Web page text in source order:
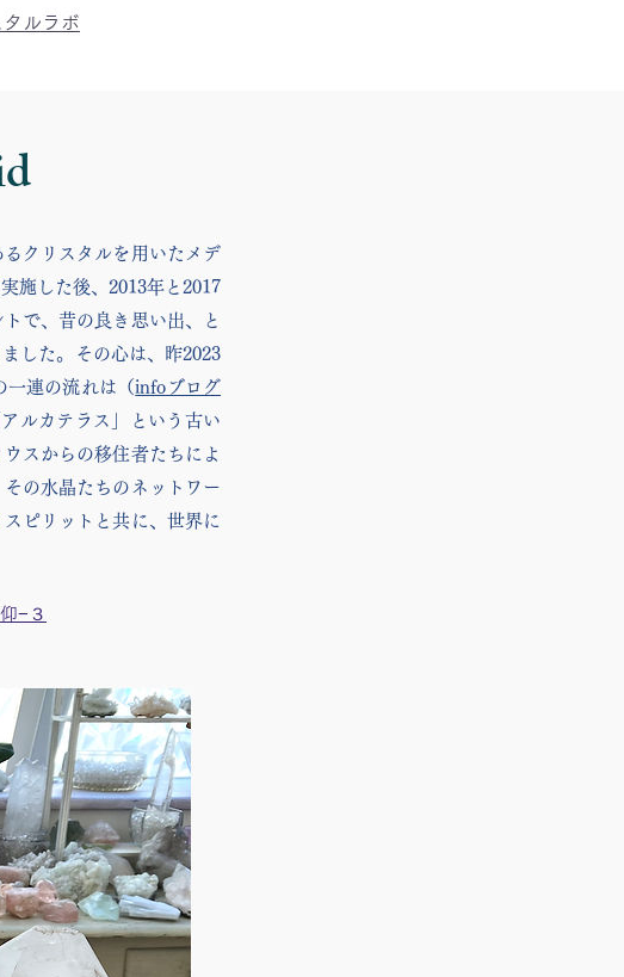
タルラボ
クリスタルを用いたメデ
施した後、2013年と2017
で、昔の良き思い出、と
した。その心は、
昨2023
一連の流れは（ infoブログ
ルカテラス」という古い
スからの移住者たちによ
の水晶たちのネットワー
ピリットと共に、世界に
−３